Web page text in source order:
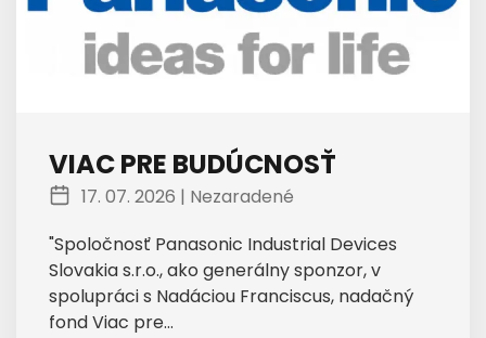
VIAC PRE BUDÚCNOSŤ
17. 07. 2026 | Nezaradené
"Spoločnosť Panasonic Industrial Devices
Slovakia s.r.o., ako generálny sponzor, v
spolupráci s Nadáciou Franciscus, nadačný
fond Viac pre...